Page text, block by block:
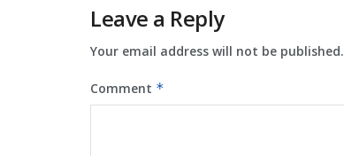
Leave a Reply
Your email address will not be published.
Comment *